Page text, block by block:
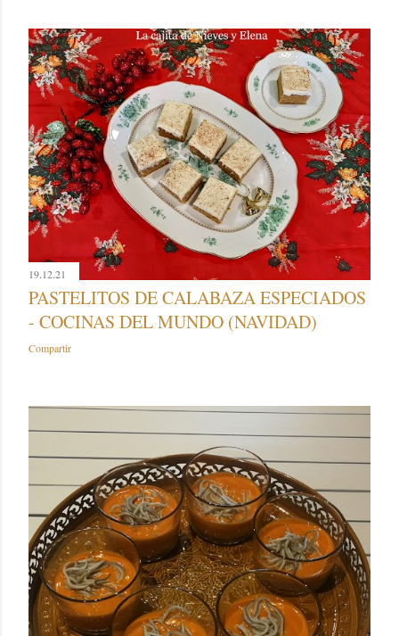
19.12.21
PASTELITOS DE CALABAZA ESPECIADOS
- COCINAS DEL MUNDO (NAVIDAD)
Compartir